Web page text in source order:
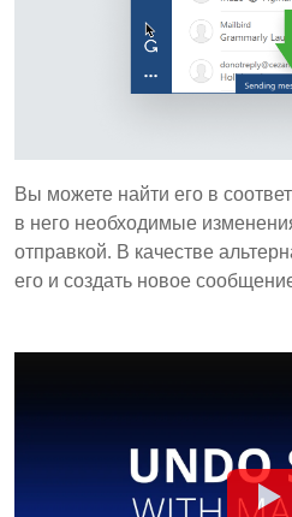
Вы можете найти его в
в него необходимые
отправкой. В качестве
его и создать новое